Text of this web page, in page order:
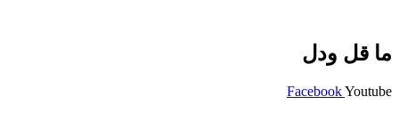
ما قل ودل
FacebookYoutube